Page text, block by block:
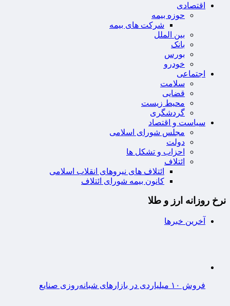
اقتصادی
حوزه بیمه
شرکت های بیمه
بین الملل
بانک
بورس
خودرو
اجتماعی
سلامت
قضایی
محیط زیست
گردشگری
سیاست و اقتصاد
مجلس شورای اسلامی
دولت
احزاب و تشکل ها
ائتلاف
ائتلاف های نیروهای انقلاب اسلامی
کانون بیمه شورای ائتلاف
نرخ روزانه ارز و طلا
آخرین خبرها
فروش ۱۰ میلیاردی در بازارهای شبانه‌روزی صنایع